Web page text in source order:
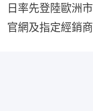
日率先登陸歐洲
官網及指定經銷